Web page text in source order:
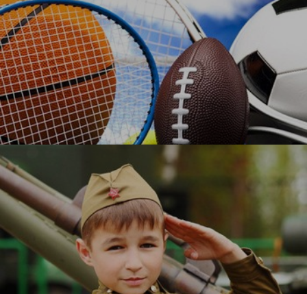
О, спорт!
УЗНАТЬ БОЛЬШЕ